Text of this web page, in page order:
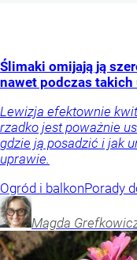
Ślimaki omijają ją
nawet podczas takich
Lewizja efektownie
rzadko jest poważnie
gdzie ją posadzić i jak
uprawie.
Ogród i balkonPorady
Magda